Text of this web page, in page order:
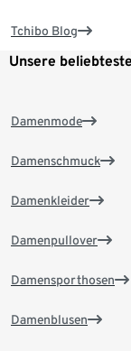
Tchibo Blog
Unsere
Damenmode
Damenschmuck
Damenkleider
Damenpullover
Damensporthosen
Damenblusen